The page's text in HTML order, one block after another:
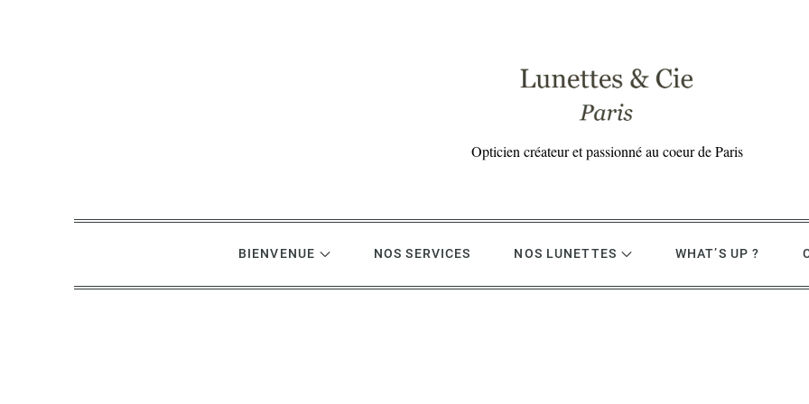
Opticien créateur et passionné au coeur de Paris
BIENVENUE NOS SERVICES NOS LUNETTES WHAT’S UP ?